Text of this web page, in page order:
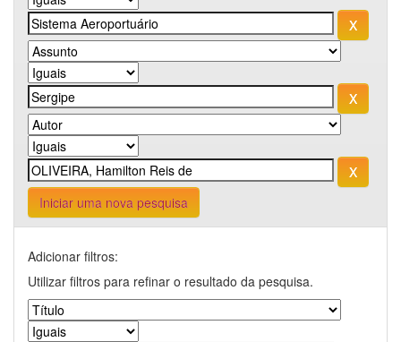
Iniciar uma nova pesquisa
Adicionar filtros:
Utilizar filtros para refinar o resultado da pesquisa.